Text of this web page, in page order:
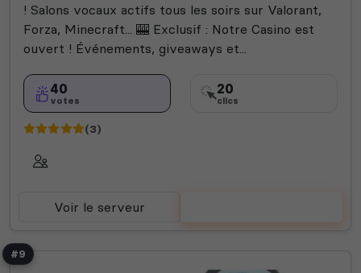
! Salons vocaux actifs tous les soirs sur Valorant,
Forza, Minecraft... 🎰 Exclusif : Notre Casino est
ouvert ! Événements, giveaways et...
40
votes
20
clics
(3)
Voir le serveur
#9